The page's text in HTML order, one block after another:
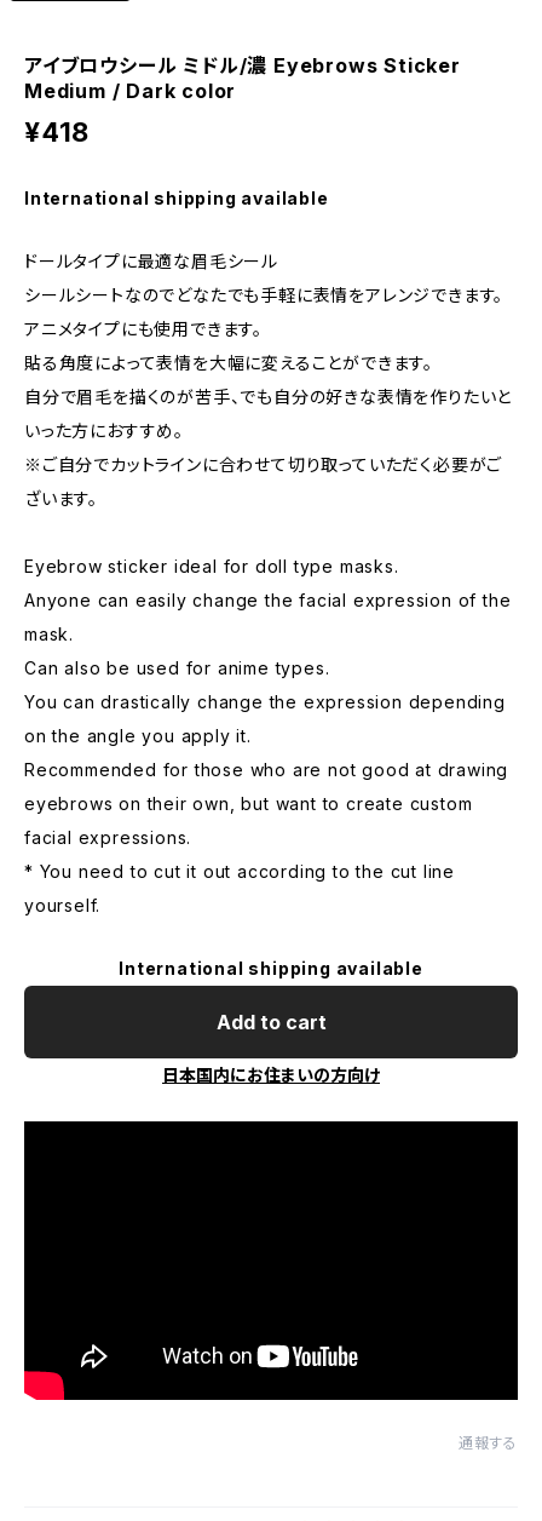
アイブロウシール ミドル/濃 Eyebrows Sticker
Medium / Dark color
¥418
International shipping available
ドールタイプに最適な眉毛シール
シールシートなのでどなたでも手軽に表情をアレンジできます。
アニメタイプにも使用できます。
貼る角度によって表情を大幅に変えることができます。
自分で眉毛を描くのが苦手、でも自分の好きな表情を作りたいと
いった方におすすめ。
※ご自分でカットラインに合わせて切り取っていただく必要がご
ざいます。
Eyebrow sticker ideal for doll type masks.
Anyone can easily change the facial expression of the
mask.
Can also be used for anime types.
You can drastically change the expression depending
on the angle you apply it.
Recommended for those who are not good at drawing
eyebrows on their own, but want to create custom
facial expressions.
* You need to cut it out according to the cut line
yourself.
International shipping available
Add to cart
日本国内にお住まいの方向け
通報する